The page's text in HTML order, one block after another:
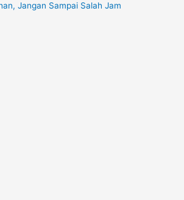
Jangan Sampai Salah Jam